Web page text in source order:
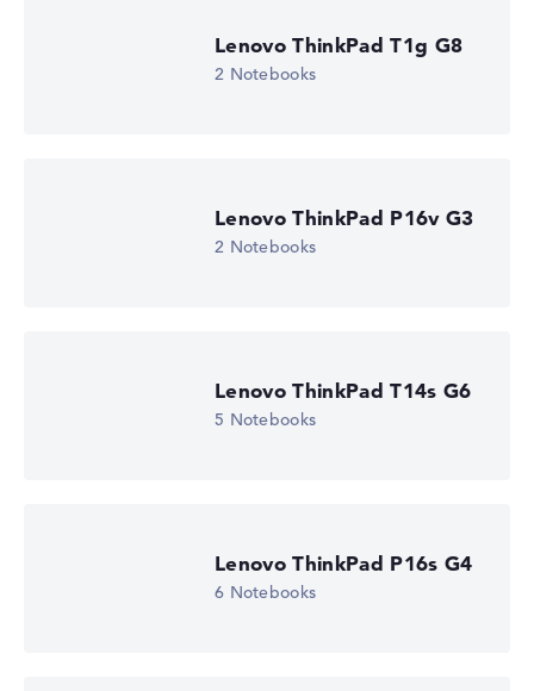
Lenovo ThinkPad T1g G8
2 Notebooks
Lenovo ThinkPad P16v G3
2 Notebooks
Lenovo ThinkPad T14s G6
5 Notebooks
Lenovo ThinkPad P16s G4
6 Notebooks